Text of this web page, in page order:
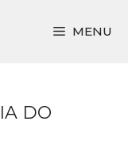
MENU
DO